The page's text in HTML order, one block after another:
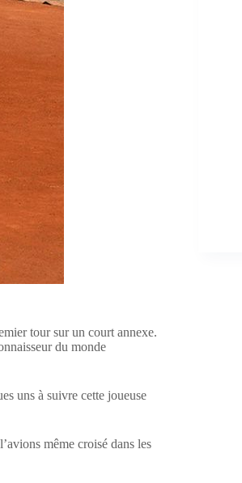
tour sur un court annexe.
du monde
uns à suivre cette joueuse
même croisé dans les